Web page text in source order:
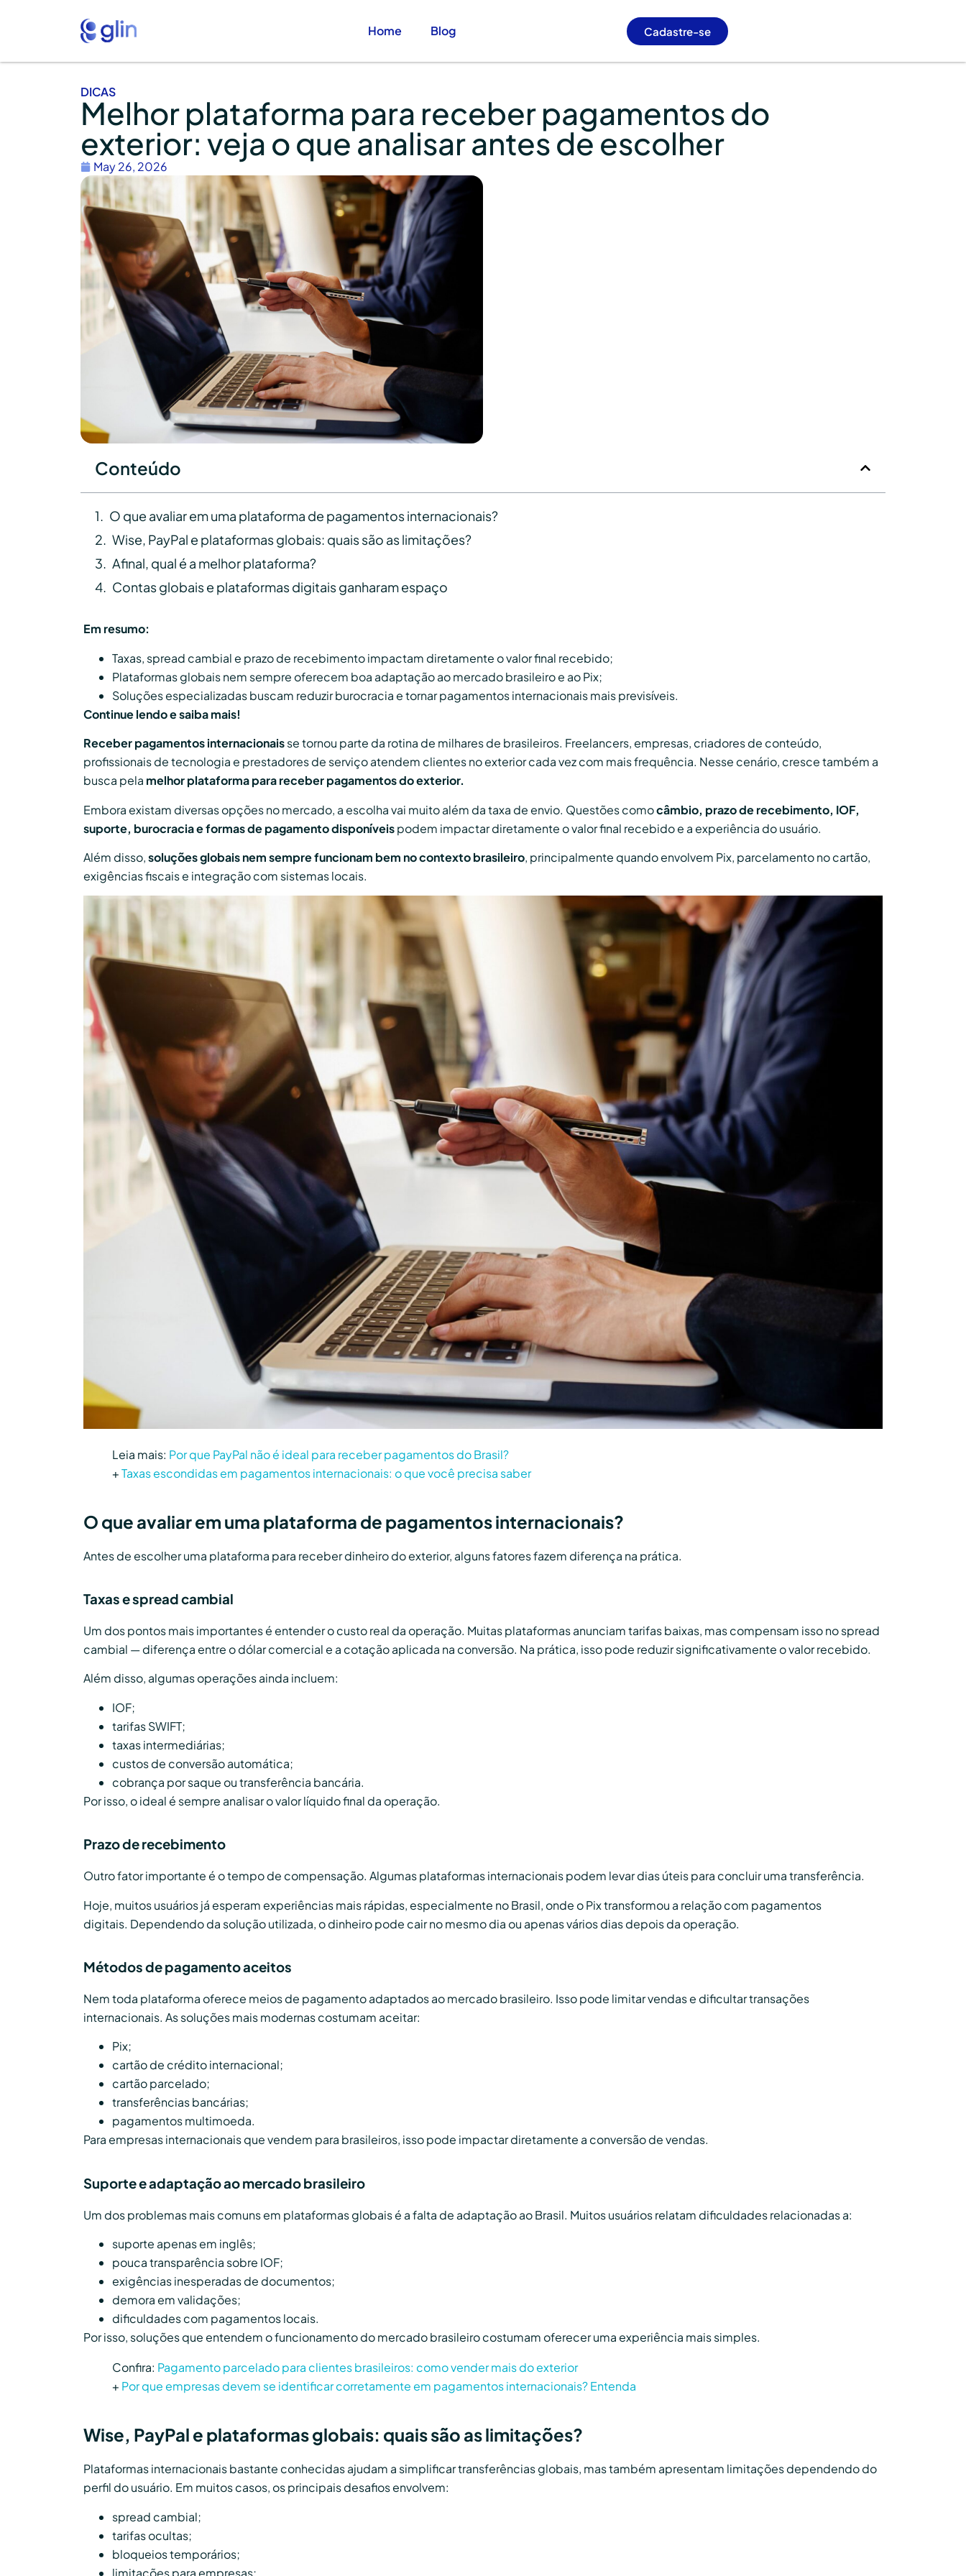
Home Blog Cadastre-se
DICAS
Melhor plataforma para receber pagamentos do
exterior: veja o que analisar antes de escolher
May 26, 2026
Conteúdo
O que avaliar em uma plataforma de pagamentos internacionais?
Wise, PayPal e plataformas globais: quais são as limitações?
Afinal, qual é a melhor plataforma?
Contas globais e plataformas digitais ganharam espaço
Em resumo:
Taxas, spread cambial e prazo de recebimento impactam diretamente o valor final recebido;
Plataformas globais nem sempre oferecem boa adaptação ao mercado brasileiro e ao Pix;
Soluções especializadas buscam reduzir burocracia e tornar pagamentos internacionais mais previsíveis.
Continue lendo e saiba mais!
Receber pagamentos internacionaisse tornou parte da rotina de milhares de brasileiros. Freelancers, empresas, criadores de conteúdo,
profissionais de tecnologia e prestadores de serviço atendem clientes no exterior cada vez com mais frequência. Nesse cenário, cresce também a
busca pela melhor plataforma para receber pagamentos do exterior.
Embora existam diversas opções no mercado, a escolha vai muito além da taxa de envio. Questões comocâmbio, prazo de recebimento, IOF,
suporte, burocracia e formas de pagamento disponíveispodem impactar diretamente o valor final recebido e a experiência do usuário.
Além disso,soluções globais nem sempre funcionam bem no contexto brasileiro, principalmente quando envolvem Pix, parcelamento no cartão,
exigências fiscais e integração com sistemas locais.
Leia mais: Por que PayPal não é ideal para receber pagamentos do Brasil?
+Taxas escondidas em pagamentos internacionais: o que você precisa saber
O que avaliar em uma plataforma de pagamentos internacionais?
Antes de escolher uma plataforma para receber dinheiro do exterior, alguns fatores fazem diferença na prática.
Taxas e spread cambial
Um dos pontos mais importantes é entender o custo real da operação. Muitas plataformas anunciam tarifas baixas, mas compensam isso no spread
cambial — diferença entre o dólar comercial e a cotação aplicada na conversão. Na prática, isso pode reduzir significativamente o valor recebido.
Além disso, algumas operações ainda incluem:
IOF;
tarifas SWIFT;
taxas intermediárias;
custos de conversão automática;
cobrança por saque ou transferência bancária.
Por isso, o ideal é sempre analisar o valor líquido final da operação.
Prazo de recebimento
Outro fator importante é o tempo de compensação. Algumas plataformas internacionais podem levar dias úteis para concluir uma transferência.
Hoje, muitos usuários já esperam experiências mais rápidas, especialmente no Brasil, onde o Pix transformou a relação com pagamentos
digitais. Dependendo da solução utilizada, o dinheiro pode cair no mesmo dia ou apenas vários dias depois da operação.
Métodos de pagamento aceitos
Nem toda plataforma oferece meios de pagamento adaptados ao mercado brasileiro. Isso pode limitar vendas e dificultar transações
internacionais. As soluções mais modernas costumam aceitar:
Pix;
cartão de crédito internacional;
cartão parcelado;
transferências bancárias;
pagamentos multimoeda.
Para empresas internacionais que vendem para brasileiros, isso pode impactar diretamente a conversão de vendas.
Suporte e adaptação ao mercado brasileiro
Um dos problemas mais comuns em plataformas globais é a falta de adaptação ao Brasil. Muitos usuários relatam dificuldades relacionadas a:
suporte apenas em inglês;
pouca transparência sobre IOF;
exigências inesperadas de documentos;
demora em validações;
dificuldades com pagamentos locais.
Por isso, soluções que entendem o funcionamento do mercado brasileiro costumam oferecer uma experiência mais simples.
Confira: Pagamento parcelado para clientes brasileiros: como vender mais do exterior
+ Por que empresas devem se identificar corretamente em pagamentos internacionais? Entenda
Wise, PayPal e plataformas globais: quais são as limitações?
Plataformas internacionais bastante conhecidas ajudam a simplificar transferências globais, mas também apresentam limitações dependendo do
perfil do usuário. Em muitos casos, os principais desafios envolvem:
spread cambial;
tarifas ocultas;
bloqueios temporários;
limitações para empresas;